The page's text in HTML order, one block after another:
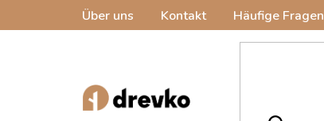
Über uns Kontakt Häufige Fragen